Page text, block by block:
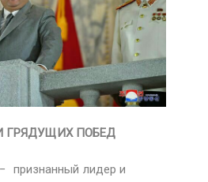
ГРЯДУЩИХ ПОБЕД
признанный лидер и